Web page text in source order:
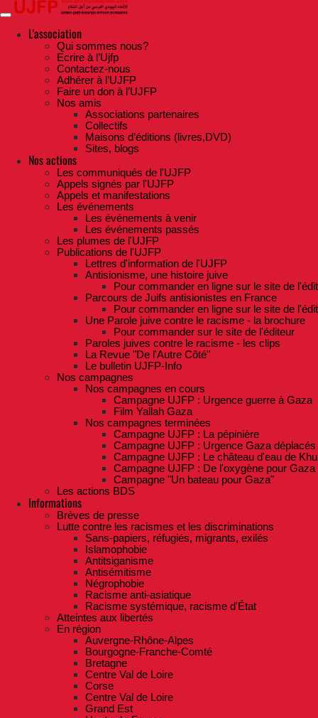
Skip
to
contentL'association
Qui sommes nous?
Ecrire à l’Ujfp
Contactez-nous
Adhérer à l’UJFP
Faire un don à l’UJFP
Nos amis
Associations partenaires
Collectifs
Maisons d’éditions (livres,DVD)
Sites, blogs
Nos actions
Les communiqués de l'UJFP
Appels signés par l'UJFP
Appels et manifestations
Les événements
Les événements à venir
Les événements passés
Les plumes de l'UJFP
Publications de l'UJFP
Lettres d'information de l'UJFP
Antisionisme, une histoire juive
Pour commander en ligne sur le site de
Parcours de Juifs antisionistes en France
Pour commander en ligne sur le site de
Une Parole juive contre le racisme - la brochure
Pour commander sur le site de l'éditeur
Paroles juives contre le racisme - les clips
La Revue "De l'Autre Côté"
Le bulletin UJFP-Info
Nos campagnes
Nos campagnes en cours
Campagne UJFP : Urgence guerre à Gaza
Film Yallah Gaza
Nos campagnes terminées
Campagne UJFP : La pépinière
Campagne UJFP : Urgence Gaza déplacés
Campagne UJFP : Le château d'eau de
Campagne UJFP : De l'oxygène pour Gaza
Campagne "Un bateau pour Gaza"
Les actions BDS
Informations
Brèves de presse
Lutte contre les racismes et les discriminations
Sans-papiers, réfugiés, migrants, exilés
Islamophobie
Antitsiganisme
Antisémitisme
Négrophobie
Racisme anti-asiatique
Racisme systémique, racisme d'État
Atteintes aux libertés
En région
Auvergne-Rhône-Alpes
Bourgogne-Franche-Comté
Bretagne
Centre Val de Loire
Corse
Centre Val de Loire
Grand Est